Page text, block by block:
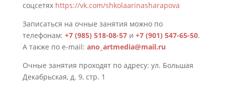
соцсетях https://vk.com/shkolaarinasharapova
Записаться на очные занятия можно по
телефонам: +7 (985) 518-08-57и +7 (901) 547-65-50.
А также по e-mail: ano_artmedia@mail.ru
Очные занятия проходят по адресу: ул. Большая
Декабрьская, д. 9, стр. 1